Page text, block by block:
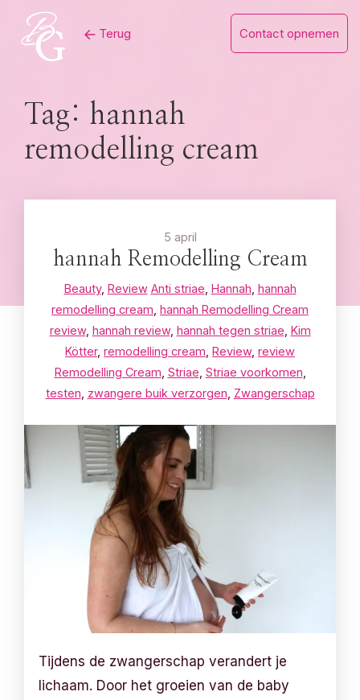
content
Terug Contact opnemen
Tag: hannah
remodelling cream
5 april
hannah Remodelling Cream
Beauty, Review Anti striae Hannah hannah
remodelling cream hannah Remodelling Cream
review, hannah review, hannah tegen striae Kim
Kötter, remodelling cream Review, review
Remodelling Cream Striae Striae voorkomen
testen zwangere buik verzorgen Zwangerschap
Tijdens de zwangerschap verandert je
lichaam. Door het groeien van de baby